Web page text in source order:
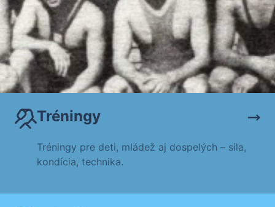
Tréningy
Tréningy pre deti, mládež aj dospelých – sila,
kondícia, technika.